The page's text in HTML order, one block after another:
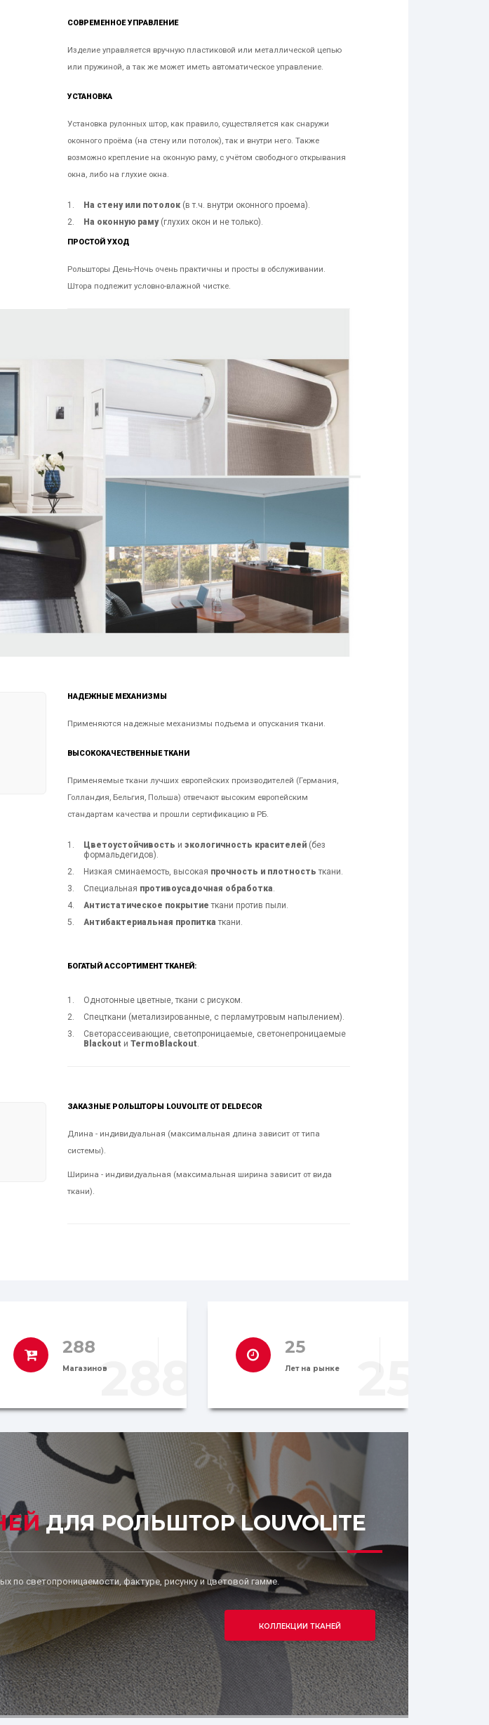
СОВРЕМЕННОЕ УПРАВЛЕНИЕ
Изделие управляется вручную пластиковой или металлической цепью
или пружиной, а так же может иметь автоматическое управление.
УСТАНОВКА
Установка рулонных штор, как правило, существляется как снаружи
оконного проёма (на стену или потолок), так и внутри него. Также
возможно крепление на оконную раму, с учётом свободного открывания
окна, либо на глухие окна.
На стену или потолок (в т.ч. внутри оконного проема).
На оконную раму(глухих окон и не только).
ПРОСТОЙ УХОД
Рольшторы День-Ночь очень практичны и просты в обслуживании.
Штора подлежит условно-влажной чистке.
НАДЕЖНЫЕ МЕХАНИЗМЫ
Применяются надежные механизмы подъема и опускания ткани.
ВЫСОКОКАЧЕСТВЕННЫЕ ТКАНИ
Применяемые ткани лучших европейских производителей (Германия,
Голландия, Бельгия, Польша) отвечают высоким европейским
стандартам качества и прошли сертификацию в РБ.
Цветоустойчивость иэкологичность красителей (без
формальдегидов).
Низкая сминаемость, высокая прочность и плотность ткани.
Специальная противоусадочная обработка.
Антистатическое покрытие ткани против пыли.
Антибактериальная пропитка ткани.
БОГАТЫЙ АССОРТИМЕНТ ТКАНЕЙ:
Однотонные цветные, ткани с рисуком.
Спецткани (метализированные, с перламутровым напылением).
Светорассеивающие, светопроницаемые, светонепроницаемые
Blackout иTermoBlackout.
ЗАКАЗНЫЕ РОЛЬШТОРЫ LOUVOLITE ОТ DELDECOR
Длина - индивидуальная (максимальная длина зависит от типа
системы).
Ширина - индивидуальная (максимальная ширина зависит от вида
ткани).
288
Магазинов288
25
Лет на рынке 25
ДЛЯ РОЛЬШТОР LOUVOLITE
по светопроницаемости, фактуре, рисунку и цветовой гамме.
КОЛЛЕКЦИИ ТКАНЕЙ